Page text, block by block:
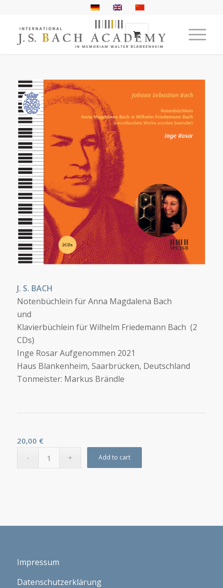
J. S. BACH
Notenbüchlein für Anna Magdalena Bach
und
Klavierbüchlein für Wilhelm Friedemann Bach (2
CDs)
Inge Rosar Aufgenommen 2021
Haus Blankenheim, Saarbrücken, Deutschland
Tonmeister: Markus Brändle
20,00 €
Add to cart
Impressum
Datenschutzerklärung